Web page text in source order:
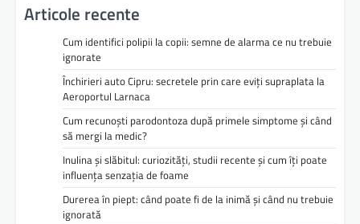
Articole recente
Cum identifici polipii la copii: semne de alarma ce nu trebuie
ignorate
Închirieri auto Cipru: secretele prin care eviți supraplata la
Aeroportul Larnaca
Cum recunoști parodontoza după primele simptome și când
să mergi la medic?
Inulina și slăbitul: curiozități, studii recente și cum îți poate
influența senzația de foame
Durerea în piept: când poate fi de la inimă și când nu trebuie
ignorată